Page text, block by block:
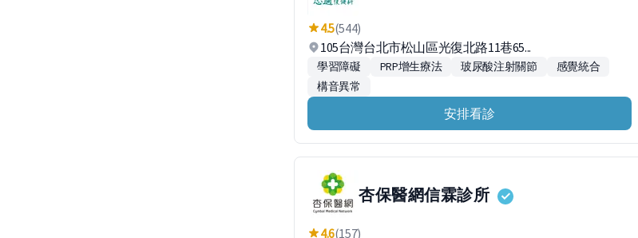
4.5(544)
105台灣台北市松山區光復北路11巷65...
學習障礙 PRP增生療法 玻尿酸注射關節
感覺統合
構音異常
安排看診
杏保醫網信霖診所
4.6(157)